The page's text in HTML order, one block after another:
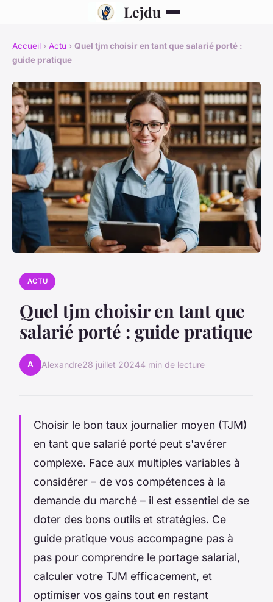
Lejdu
Accueil › Actu › Quel tjm choisir en tant que salarié porté :
guide pratique
ACTU
Quel tjm choisir en tant que
salarié porté : guide pratique
A Alexandre28 juillet 20244 min de lecture
Choisir le bon taux journalier moyen (TJM)
en tant que salarié porté peut s'avérer
complexe. Face aux multiples variables à
considérer – de vos compétences à la
demande du marché – il est essentiel de se
doter des bons outils et stratégies. Ce
guide pratique vous accompagne pas à
pas pour comprendre le portage salarial,
calculer votre TJM efficacement, et
optimiser vos gains tout en restant